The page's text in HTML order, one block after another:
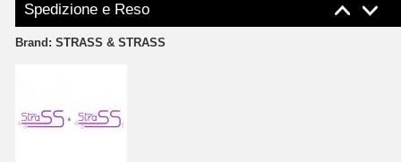
Spedizione e Reso
Brand: STRASS & STRASS